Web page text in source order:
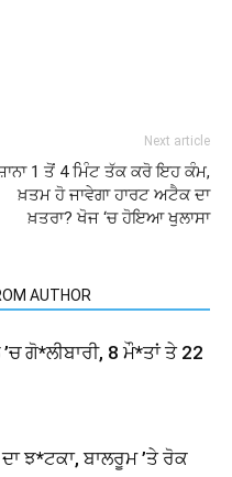
Next article
1 ਤੋਂ 4 ਮਿੰਟ ਤੱਕ ਕਰੋ ਇਹ ਕੰਮ,
ਖ਼ਤਮ ਹੋ ਜਾਵੇਗਾ ਹਾਰਟ ਅਟੈਕ ਦਾ
ਖ਼ਤਰਾ? ਖੋਜ ‘ਚ ਹੋਇਆ ਖੁਲਾਸਾ
AUTHOR
ਗੋ*ਲੀਬਾਰੀ, 8 ਮੌ*ਤਾਂ ਤੇ 22
ਝ*ਟਕਾ, ਬਾਲਰੂਮ ’ਤੇ ਰੋਕ